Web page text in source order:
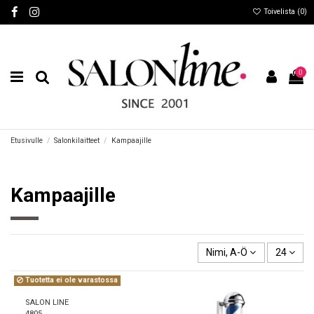
Toivelista (0)
0
Etusivulle Salonkilaitteet Kampaajille
Kampaajille
Nimi, A-Ö 24
Tuotetta ei ole varastossa
SALON LINE